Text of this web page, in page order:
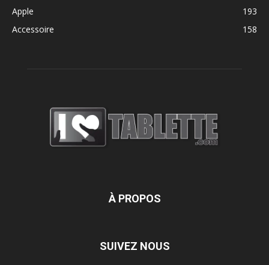
Apple
193
Accessoire
158
À PROPOS
SUIVEZ NOUS